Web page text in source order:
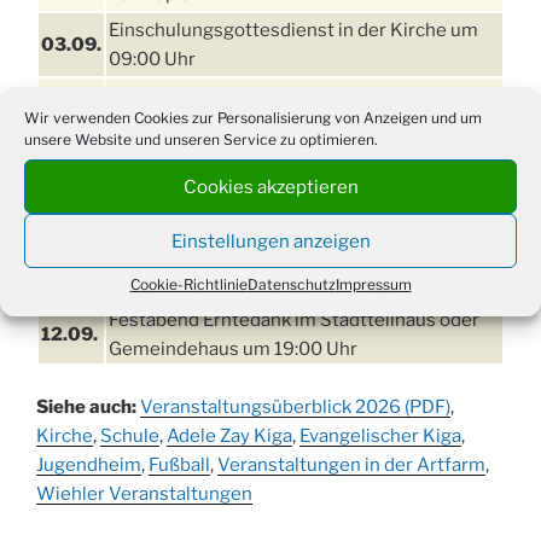
Wir verwenden Cookies zur Personalisierung von Anzeigen und um
unsere Website und unseren Service zu optimieren.
Cookies akzeptieren
Einstellungen anzeigen
Cookie-RichtlinieDatenschutzImpressum
03.09.
Einschulungsgottesdienst in der Kirche um
09:00 Uhr
13.09.
Erntefest in Drabenderhöhe
Disco für Jung und Junggebliebene
(Ernteverein) im Stadtteilhaus oder
Gemeindehaus um 20:00 Uhr
12.09.
Erntedankgottesdienst mit dem
Kindergarten in der Kirche um 16:30 Uhr
12.09.
Festabend Erntedank im Stadtteilhaus oder
Gemeindehaus um 19:00 Uhr
13.09.
Stadtteilhaus um 14:00 Uhr
19.09.
Schlagerabend im Stadtteilhaus
Drabenderhöhe
Siehe auch:Veranstaltungsüberblick 2026 (PDF),
Kirche, Schule,Adele Zay Kiga, Evangelischer Kiga,
Jugendheim, Fußball,Veranstaltungen in der Artfarm,
Wiehler Veranstaltungen